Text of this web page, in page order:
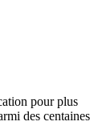
pour plus
des centaines